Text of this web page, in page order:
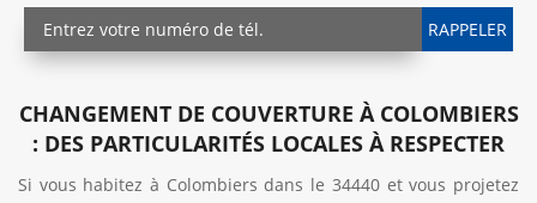
CHANGEMENT DE COUVERTURE À COLOMBIERS
: DES PARTICULARITÉS LOCALES À RESPECTER
Si vous habitez à Colombiers dans le 34440 et vous projetez